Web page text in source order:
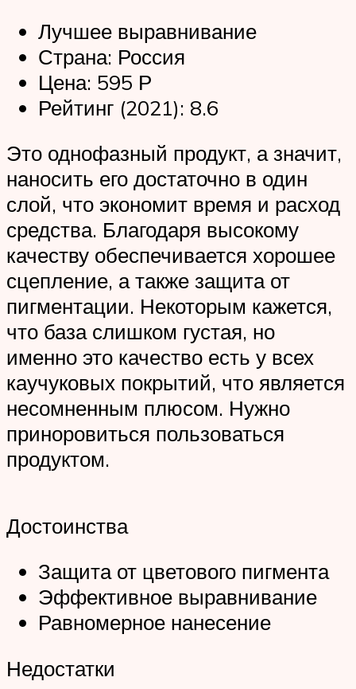
Лучшее выравнивание
Страна: Россия
Цена: 595 Р
Рейтинг (2021): 8.6
Это однофазный продукт, а значит,
наносить его достаточно в один
слой, что экономит время и расход
средства. Благодаря высокому
качеству обеспечивается хорошее
сцепление, а также защита от
пигментации. Некоторым кажется,
что база слишком густая, но
именно это качество есть у всех
каучуковых покрытий, что является
несомненным плюсом. Нужно
приноровиться пользоваться
продуктом.
Достоинства
Защита от цветового пигмента
Эффективное выравнивание
Равномерное нанесение
Недостатки